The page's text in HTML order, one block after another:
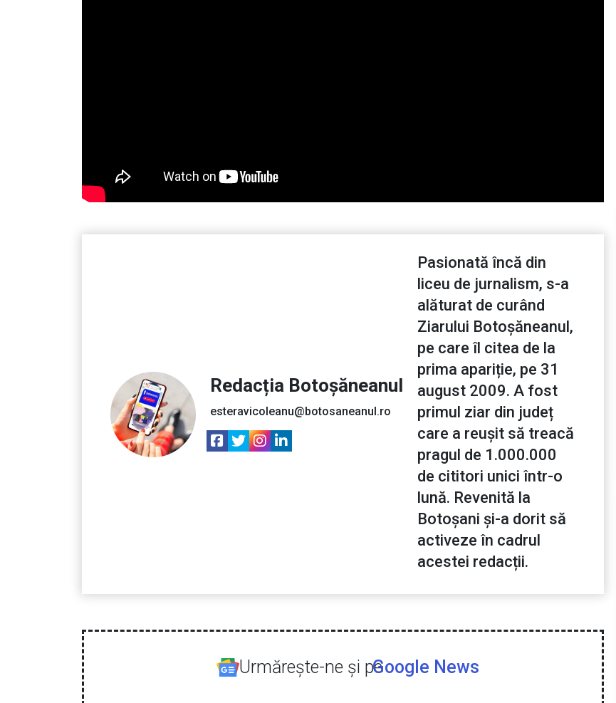
Redacția Botoșăneanul
esteravicoleanu@botosaneanul.ro
Pasionată încă din
liceu de jurnalism, s-a
alăturat de curând
Ziarului Botoșăneanul,
pe care îl citea de la
prima apariție, pe 31
august 2009. A fost
primul ziar din județ
care a reușit să treacă
pragul de 1.000.000
de cititori unici într-o
lună. Revenită la
Botoșani și-a dorit să
activeze în cadrul
acestei redacții.
Urmăreşte-ne şi peGoogle News